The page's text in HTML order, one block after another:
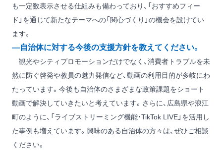
も一定数表示させる仕組みも備わっており、「おすすめフィー
ド」を通じて新たなテーマへの「関心づくり」の機会を設けてい
ます。
―自治体に対する今後の支援方針を教えてください。
観光やシティプロモーションだけでなく、消費者トラブルを未
然に防ぐ啓発や教員の魅力発信など、動画の利用目的が多岐にわ
たっています。今後も自治体のさまざまな政策課題をショート
動画で解決していきたいと考えています。さらに、広島県や浪江
町のように、「ライブストリーミング機能・TikTok LIVE」を活用し
た事例も増えています。興味のある自治体の方々は、ぜひご相談
ください。